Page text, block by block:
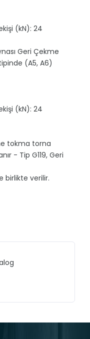
(kN): 24
Geri Çekme
(A5, A6)
(kN): 24
tokma torna
- Tip G119, Geri
birlikte verilir.